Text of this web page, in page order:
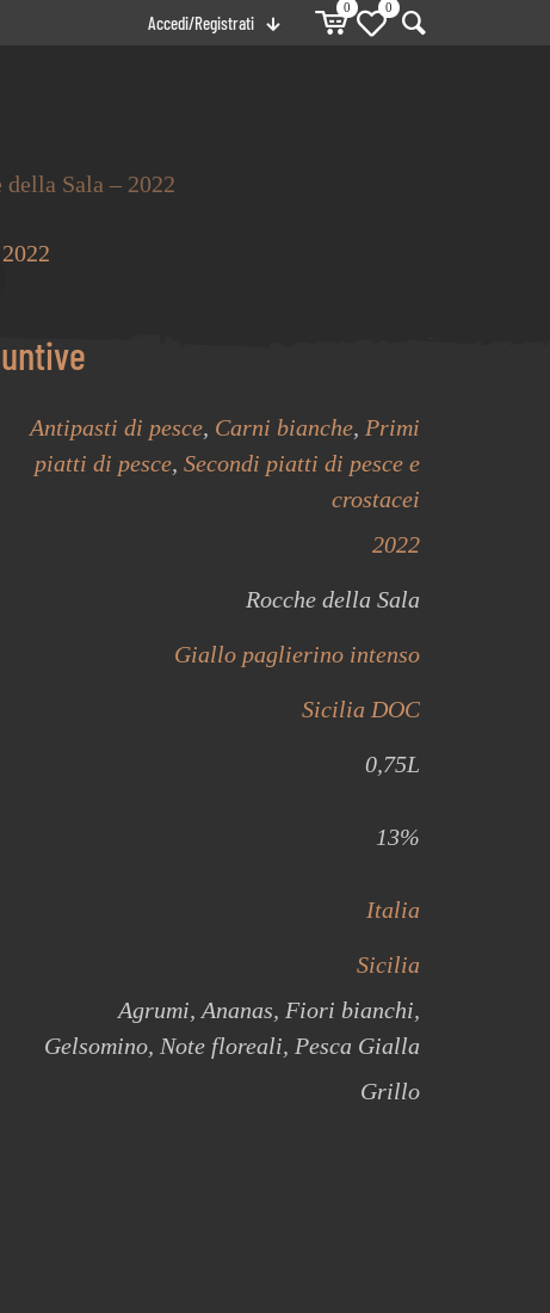
Accedi/Registrati
0 0
Sala – 2022
Antipasti di pesce, Carni bianche, Primi
piatti di pesce, Secondi piatti di pesce e
crostacei
2022
Rocche della Sala
Giallo paglierino intenso
Sicilia DOC
0,75L
13%
Italia
Sicilia
Agrumi, Ananas, Fiori bianchi,
Gelsomino, Note floreali, Pesca Gialla
Grillo